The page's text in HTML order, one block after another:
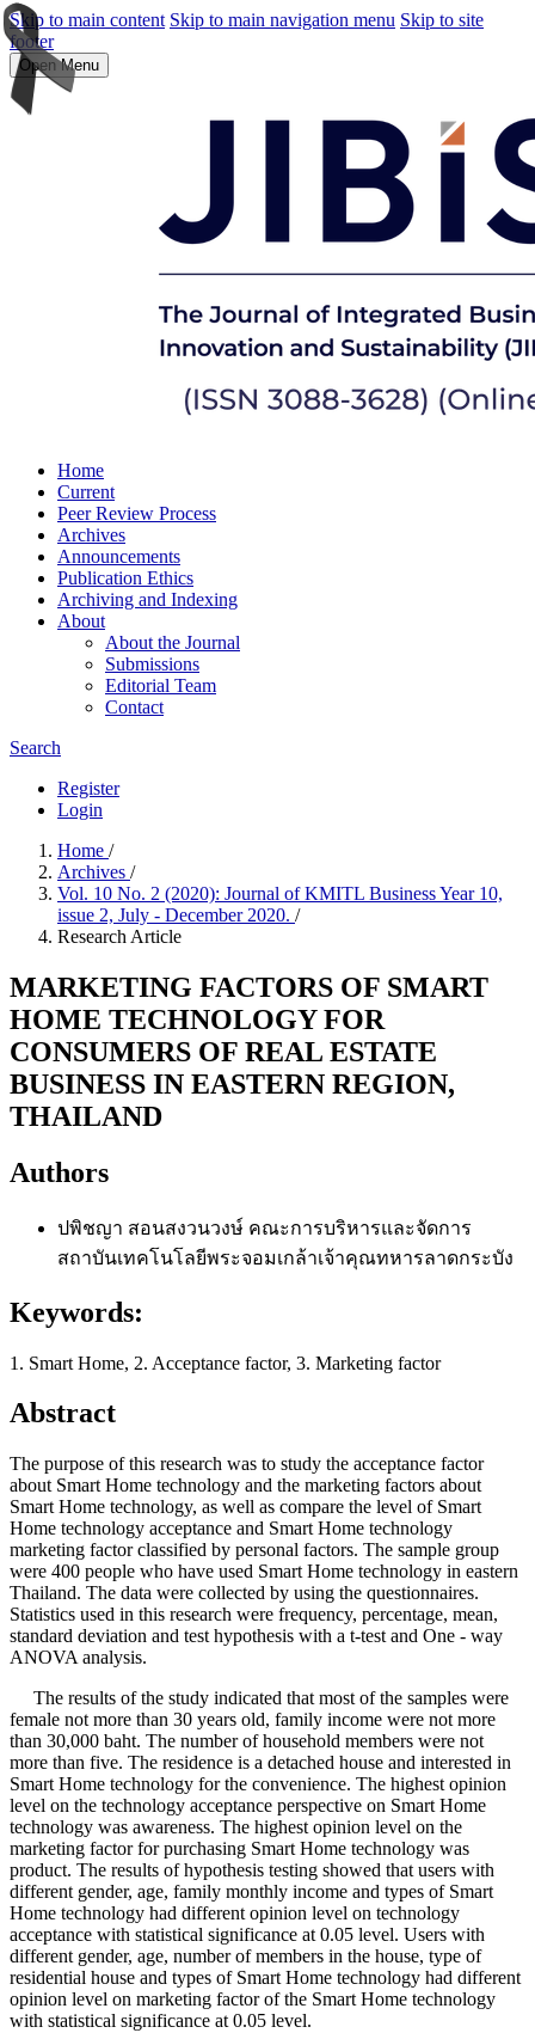
Skip to main content Skip to main navigation menu Skip to site
footer
Open Menu
Home
Current
Peer Review Process
Archives
Announcements
Publication Ethics
Archiving and Indexing
About
About the Journal
Submissions
Editorial Team
Contact
Search
Register
Login
Home /
Archives /
Vol. 10 No. 2 (2020): Journal of KMITL Business Year 10,
issue 2, July - December 2020. /
Research Article
MARKETING FACTORS OF SMART
HOME TECHNOLOGY FOR
CONSUMERS OF REAL ESTATE
BUSINESS IN EASTERN REGION,
THAILAND
Authors
ปพิชญา สอนสงวนวงษ์ คณะการบริหารและจัดการ
สถาบันเทคโนโลยีพระจอมเกล้าเจ้าคุณทหารลาดกระบัง
Keywords:
1. Smart Home, 2. Acceptance factor, 3. Marketing factor
Abstract
The purpose of this research was to study the acceptance factor
about Smart Home technology and the marketing factors about
Smart Home technology, as well as compare the level of Smart
Home technology acceptance and Smart Home technology
marketing factor classified by personal factors. The sample group
were 400 people who have used Smart Home technology in eastern
Thailand. The data were collected by using the questionnaires.
Statistics used in this research were frequency, percentage, mean,
standard deviation and test hypothesis with a t-test and One - way
ANOVA analysis.
The results of the study indicated that most of the samples were
female not more than 30 years old, family income were not more
than 30,000 baht. The number of household members were not
more than five. The residence is a detached house and interested in
Smart Home technology for the convenience. The highest opinion
level on the technology acceptance perspective on Smart Home
technology was awareness. The highest opinion level on the
marketing factor for purchasing Smart Home technology was
product. The results of hypothesis testing showed that users with
different gender, age, family monthly income and types of Smart
Home technology had different opinion level on technology
acceptance with statistical significance at 0.05 level. Users with
different gender, age, number of members in the house, type of
residential house and types of Smart Home technology had different
opinion level on marketing factor of the Smart Home technology
with statistical significance at 0.05 level.